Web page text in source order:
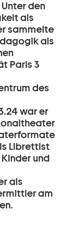
den
als
sammelte
als
Paris 3
des
war er
Librettist
und
als
am